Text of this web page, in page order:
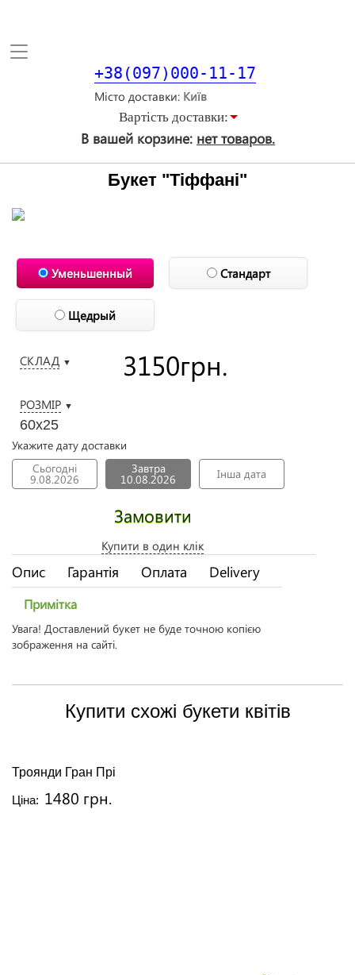
Toggle
+38(097)000-11-17
Місто доставки
Вартiсть доставки:
В вашей корзине: нет товаров.
Букет "Тіффані"
Уменьшенный Стандарт
Щедрый
СКЛАД ▼
РОЗМІР ▼
60х25
3150грн.
Укажите дату доставки
Сьогодні
9.08.2026
Завтра
10.08.2026 Інша дата
Замовити
Купити в один клік
Опис Гарантія Оплата Delivery
Примітка
Увага! Доставлений букет не буде точною копією
зображення на сайті.
Купити схожі букети квітів
Троянди Гран Прі
Ціна: 1480 грн.